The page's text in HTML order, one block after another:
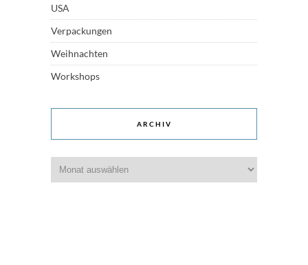
USA
Verpackungen
Weihnachten
Workshops
ARCHIV